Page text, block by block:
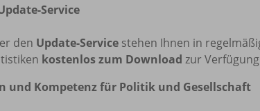
Service
den Update-Service stehen Ihnen in
kostenlos zum Download zur
und Kompetenz für Politik und Gesellschaft